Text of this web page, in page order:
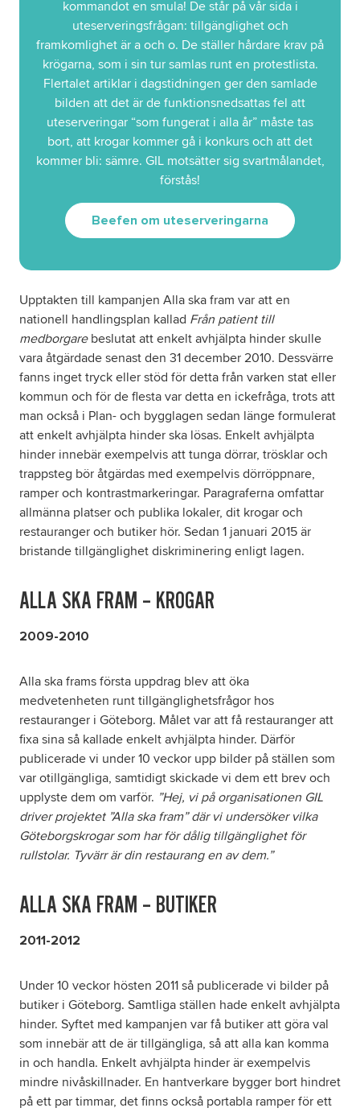
kommandot en smula! De står på vår sida i
uteserveringsfrågan: tillgänglighet och
framkomlighet är a och o. De ställer hårdare krav på
krögarna, som i sin tur samlas runt en protestlista.
Flertalet artiklar i dagstidningen ger den samlade
bilden att det är de funktionsnedsattas fel att
uteserveringar “som fungerat i alla år” måste tas
bort, att krogar kommer gå i konkurs och att det
kommer bli: sämre. GIL motsätter sig svartmålandet,
förstås!
Beefen om uteserveringarna
Upptakten till kampanjen Alla ska fram var att en
nationell handlingsplan kallad Från patient till
medborgarebeslutat att enkelt avhjälpta hinder skulle
vara åtgärdade senast den 31 december 2010. Dessvärre
fanns inget tryck eller stöd för detta från varken stat eller
kommun och för de flesta var detta en ickefråga, trots att
man också i Plan- och bygglagen sedan länge formulerat
att enkelt avhjälpta hinder ska lösas. Enkelt avhjälpta
hinder innebär exempelvis att tunga dörrar, trösklar och
trappsteg bör åtgärdas med exempelvis dörröppnare,
ramper och kontrastmarkeringar. Paragraferna omfattar
allmänna platser och publika lokaler, dit krogar och
restauranger och butiker hör. Sedan 1 januari 2015 är
bristande tillgänglighet diskriminering enligt lagen.
ALLA SKA FRAM – KROGAR
2009-2010
Alla ska frams första uppdrag blev att öka
medvetenheten runt tillgänglighetsfrågor hos
restauranger i Göteborg. Målet var att få restauranger att
fixa sina så kallade enkelt avhjälpta hinder. Därför
publicerade vi under 10 veckor upp bilder på ställen som
var otillgängliga, samtidigt skickade vi dem ett brev och
upplyste dem om varför. ”Hej, vi på organisationen GIL
driver projektet ”Alla ska fram” där vi undersöker vilka
Göteborgskrogar som har för dålig tillgänglighet för
rullstolar. Tyvärr är din restaurang en av dem.”
ALLA SKA FRAM – BUTIKER
2011-2012
Under 10 veckor hösten 2011 så publicerade vi bilder på
butiker i Göteborg. Samtliga ställen hade enkelt avhjälpta
hinder. Syftet med kampanjen var få butiker att göra val
som innebär att de är tillgängliga, så att alla kan komma
in och handla. Enkelt avhjälpta hinder är exempelvis
mindre nivåskillnader. En hantverkare bygger bort hindret
på ett par timmar, det finns också portabla ramper för ett